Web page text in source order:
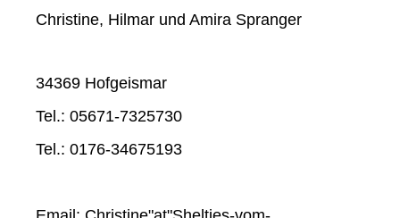
Christine, Hilmar und Amira Spranger
34369 Hofgeismar
Tel.: 05671-7325730
Tel.: 0176-34675193